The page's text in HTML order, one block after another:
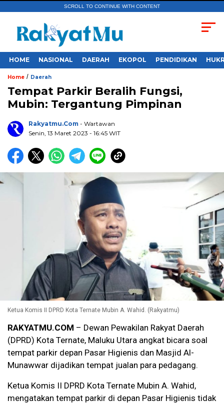
SCROLL TO CONTINUE WITH CONTENT
HOME NASIONAL DAERAH EKOPOL PENDIDIKAN
Home / Daerah
Tempat Parkir Beralih Fungsi,
Mubin: Tergantung Pimpinan
Rakyatmu.com - Wartawan
Senin, 13 Maret 2023 - 16:45 WIT
Ketua Komis II DPRD Kota Ternate Mubin A. Wahid. (Rakyatmu)
RAKYATMU.COM – Dewan Pewakilan Rakyat Daerah
(DPRD) Kota Ternate, Maluku Utara angkat bicara soal
tempat parkir depan Pasar Higienis dan Masjid Al-
Munawwar dijadikan tempat jualan para pedagang.
Ketua Komis II DPRD Kota Ternate Mubin A. Wahid,
mengatakan tempat parkir di depan Pasar Higienis tidak